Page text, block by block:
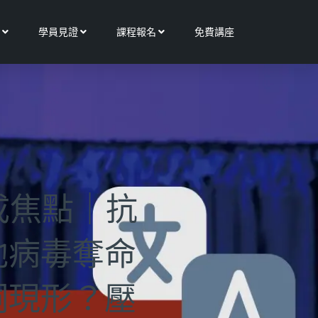
Open 更多服務
學員見證Open 學員見證
課程報名 Open 課程報名
免費講座
點｜抗
毒奪命
形？壓